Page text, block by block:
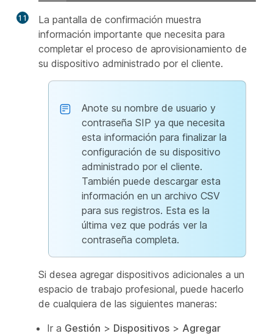
11
La pantalla de confirmación muestra
información importante que necesita para
completar el proceso de aprovisionamiento de
su dispositivo administrado por el cliente.
Anote su nombre de usuario y
contraseña SIP ya que necesita
esta información para finalizar la
configuración de su dispositivo
administrado por el cliente.
También puede descargar esta
información en un archivo CSV
para sus registros. Esta es la
última vez que podrás ver la
contraseña completa.
Si desea agregar dispositivos adicionales a un
espacio de trabajo profesional, puede hacerlo
de cualquiera de las siguientes maneras:
Ir a Gestión > Dispositivos > Agregar